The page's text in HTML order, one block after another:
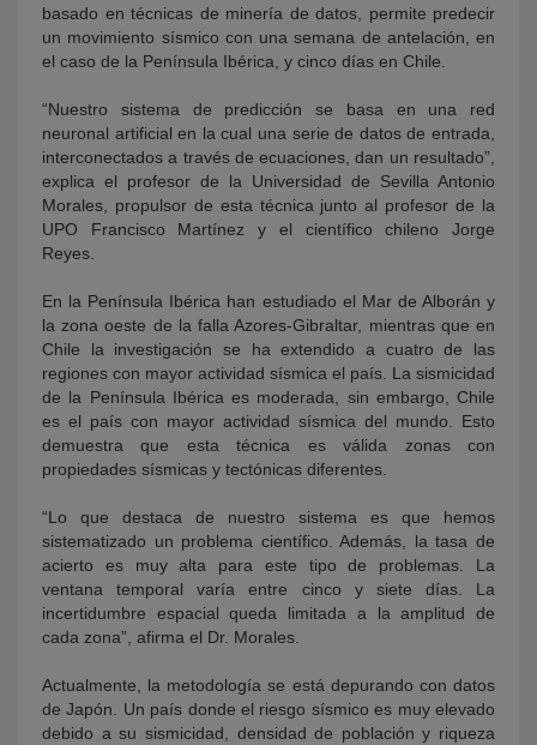
basado en técnicas de minería de datos, permite predecir
un movimiento sísmico con una semana de antelación, en
el caso de la Península Ibérica, y cinco días en Chile.
“Nuestro sistema de predicción se basa en una red
neuronal artificial en la cual una serie de datos de entrada,
interconectados a través de ecuaciones, dan un resultado”,
explica el profesor de la Universidad de Sevilla Antonio
Morales, propulsor de esta técnica junto al profesor de la
UPO Francisco Martínez y el científico chileno Jorge
Reyes.
En la Península Ibérica han estudiado el Mar de Alborán y
la zona oeste de la falla Azores-Gibraltar, mientras que en
Chile la investigación se ha extendido a cuatro de las
regiones con mayor actividad sísmica el país. La sismicidad
de la Península Ibérica es moderada, sin embargo, Chile
es el país con mayor actividad sísmica del mundo. Esto
demuestra que esta técnica es válida zonas con
propiedades sísmicas y tectónicas diferentes.
“Lo que destaca de nuestro sistema es que hemos
sistematizado un problema científico. Además, la tasa de
acierto es muy alta para este tipo de problemas. La
ventana temporal varía entre cinco y siete días. La
incertidumbre espacial queda limitada a la amplitud de
cada zona”, afirma el Dr. Morales.
Actualmente, la metodología se está depurando con datos
de Japón. Un país donde el riesgo sísmico es muy elevado
debido a su sismicidad, densidad de población y riqueza